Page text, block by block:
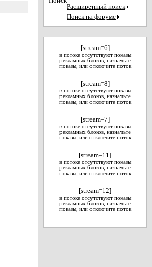
Расширенный поиск
Поиск на форуме
[stream=6]
в потоке отсутствуют показы
рекламных блоков, назначьте
показы, или отключите поток
[stream=8]
в потоке отсутствуют показы
рекламных блоков, назначьте
показы, или отключите поток
[stream=7]
в потоке отсутствуют показы
рекламных блоков, назначьте
показы, или отключите поток
[stream=11]
в потоке отсутствуют показы
рекламных блоков, назначьте
показы, или отключите поток
[stream=12]
в потоке отсутствуют показы
рекламных блоков, назначьте
показы, или отключите поток